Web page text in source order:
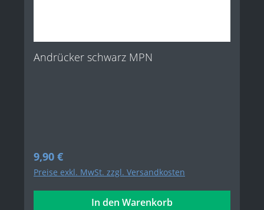
Andrücker schwarz MPN
Regulärer Preis:
9,90 €
Preise exkl. MwSt. zzgl. Versandkosten
In den Warenkorb